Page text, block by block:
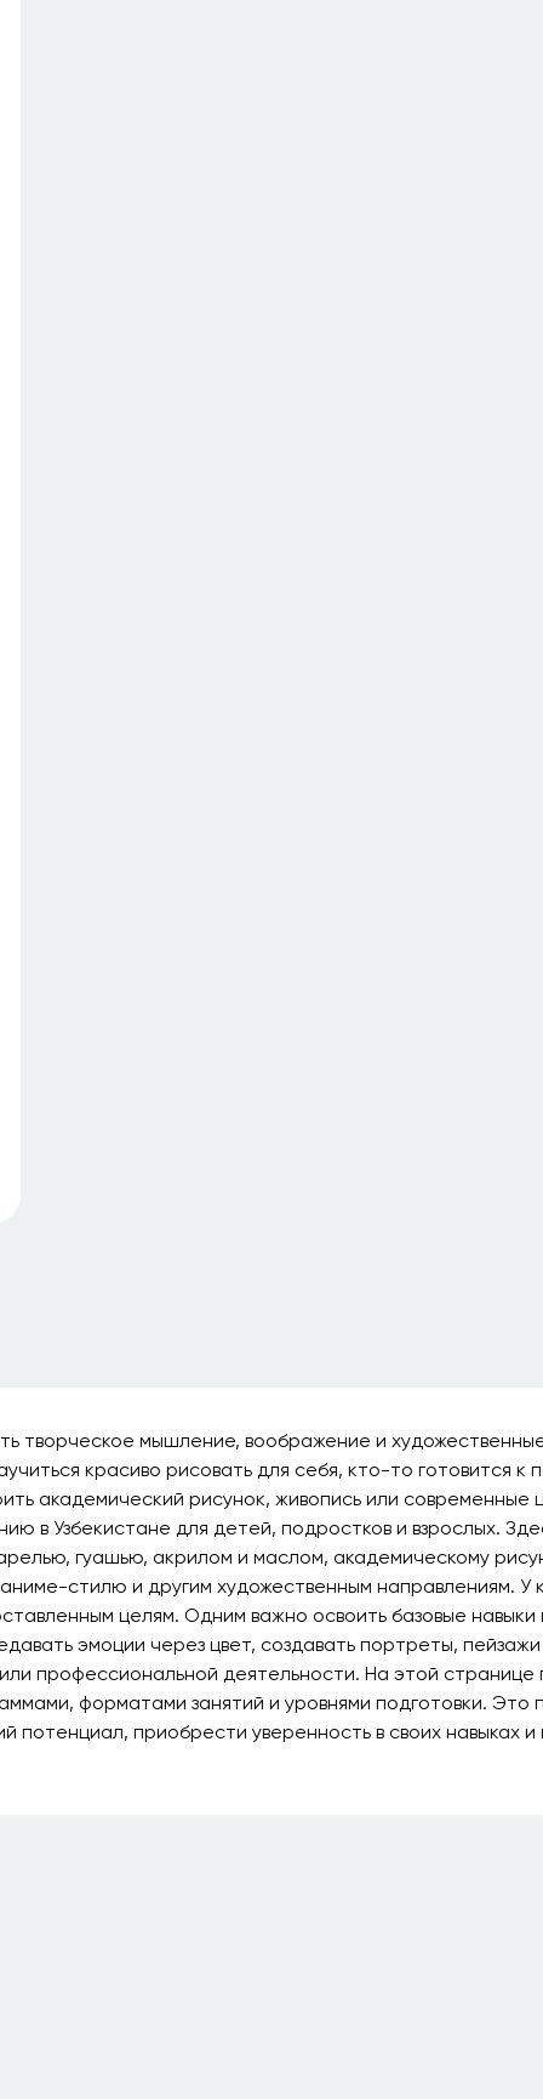
творческое мышление, воображение и
красиво рисовать для себя, кто-то готовится
академический рисунок, живопись или
в Узбекистане для детей, подростков и взрослых.
гуашью, акрилом и маслом, академическому
стилю и другим художественным направлениям. У
целям. Одним важно освоить базовые
эмоции через цвет, создавать портреты,
профессиональной деятельности. На этой
форматами занятий и уровнями подготовки. Это
потенциал, приобрести уверенность в своих навыках